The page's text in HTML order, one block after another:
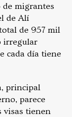
de migrantes
de Alí
de 957 mil
irregular
cada día tiene
principal
parece
visas tienen